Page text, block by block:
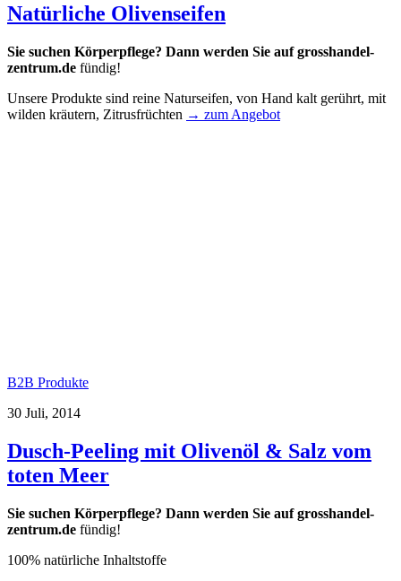
Natürliche Olivenseifen
Sie suchen Körperpflege? Dann werden Sie aufgrosshandel-
zentrum.de fündig!
Unsere Produkte sind reine Naturseifen, von Hand kalt gerührt, mit
wilden kräutern, Zitrusfrüchten → zum Angebot
B2B Produkte
30 Juli, 2014
Dusch-Peeling mit Olivenöl & Salz vom
toten Meer
Sie suchen Körperpflege? Dann werden Sie aufgrosshandel-
zentrum.de fündig!
100% natürliche Inhaltstoffe